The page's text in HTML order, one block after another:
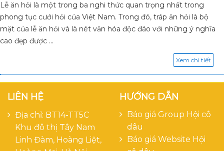
Lễ ăn hỏi là một trong ba nghi thức quan trọng nhất trong
phong tục cưới hỏi của Việt Nam. Trong đó, tráp ăn hỏi là bộ
mặt của lễ ăn hỏi và là nét văn hóa độc đáo với những ý nghĩa
cao đẹp được ...
Xem chi tiết
LIÊN HỆ
Địa chỉ: BT14-TT5C
Khu đô thị Tây Nam
Linh Đàm, Hoàng Liệt,
HƯỚNG DẪN
Báo giá Group Hội cô
dâu
Báo giá Website Hội